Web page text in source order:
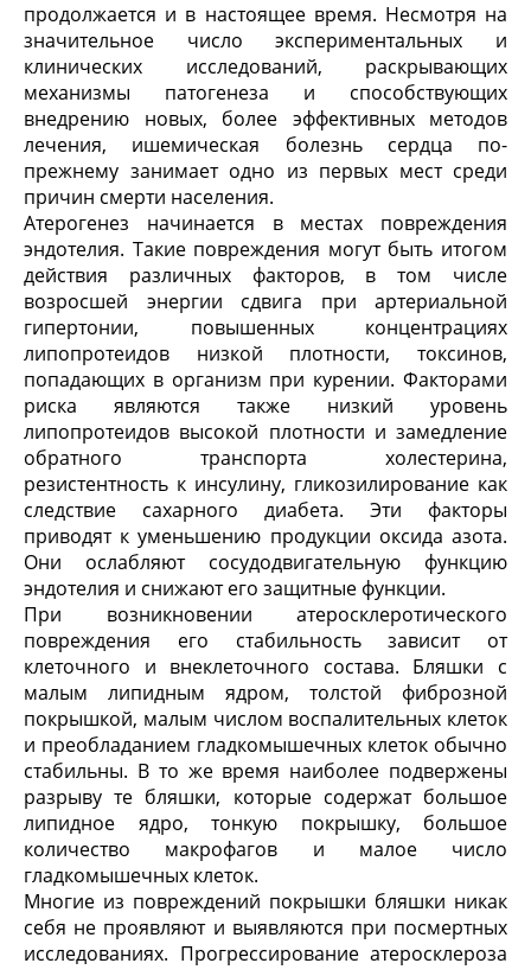
продолжается и в настоящее время. Несмотря на
значительное число экспериментальных и
клинических исследований, раскрывающих
механизмы патогенеза и способствующих
внедрению новых, более эффективных методов
лечения, ишемическая болезнь сердца по-
прежнему занимает одно из первых мест среди
причин смерти населения.
Атерогенез начинается в местах повреждения
эндотелия. Такие повреждения могут быть итогом
действия различных факторов, в том числе
возросшей энергии сдвига при артериальной
гипертонии, повышенных концентрациях
липопротеидов низкой плотности, токсинов,
попадающих в организм при курении. Факторами
риска являются также низкий уровень
липопротеидов высокой плотности и замедление
обратного транспорта холестерина,
резистентность к инсулину, гликозилирование как
следствие сахарного диабета. Эти факторы
приводят к уменьшению продукции оксида азота.
Они ослабляют сосудодвигательную функцию
эндотелия и снижают его защитные функции.
При возникновении атеросклеротического
повреждения его стабильность зависит от
клеточного и внеклеточного состава. Бляшки с
малым липидным ядром, толстой фиброзной
покрышкой, малым числом воспалительных клеток
и преобладанием гладкомышечных клеток обычно
стабильны. В то же время наиболее подвержены
разрыву те бляшки, которые содержат большое
липидное ядро, тонкую покрышку, большое
количество макрофагов и малое число
гладкомышечных клеток.
Многие из повреждений покрышки бляшки никак
себя не проявляют и выявляются при посмертных
исследованиях. Прогрессирование атеросклероза